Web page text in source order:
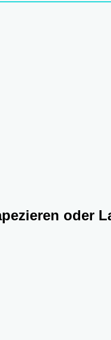
oder